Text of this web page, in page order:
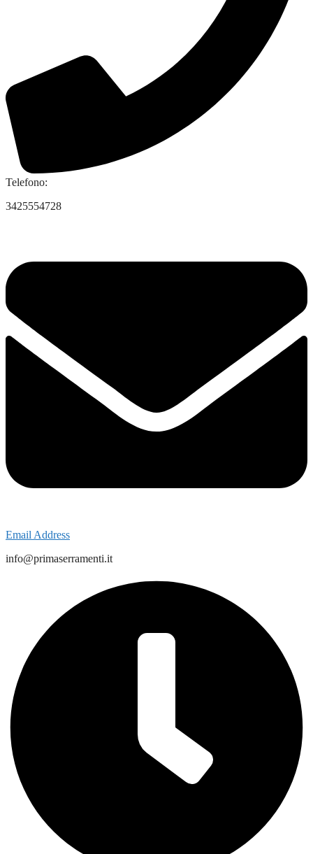
Telefono:
3425554728
Email Address
info@primaserramenti.it